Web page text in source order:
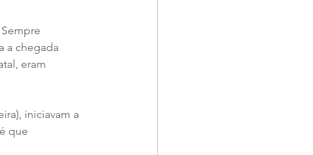
a chegada
eram
que